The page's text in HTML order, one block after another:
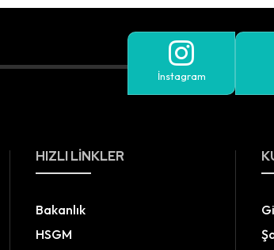
İnstagram
HIZLI LINKLER
Bakanlık
HSGM